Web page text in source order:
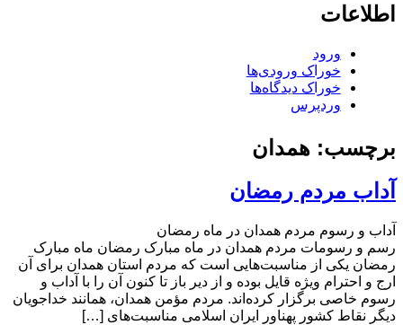
اطلاعات
ورود
خوراک ورودی‌ها
خوراک دیدگاه‌ها
وردپرس
برچسب: همدان
آداب مردم رمضان
آداب و رسوم مردم همدان در ماه رمضان
رسم و رسومات مردم همدان در ماه مبارک رمضان ماه مبارک
رمضان یکی از مناسبت‌هایی است که مردم استان همدان برای آن
ارج و احترام ویژه قایل بوده و از دیر باز تا کنون آن را با آداب و
رسوم خاصی برگزار کرده‌اند. مردم مؤمن همدان، همانند خداجویان
دیگر نقاط کشور پهناور ایران اسلامی مناسبت‌های […]